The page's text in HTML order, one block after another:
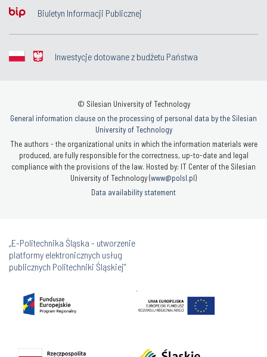
Biuletyn Informacji Publicznej
Inwestycje dotowane z budżetu Państwa
© Silesian University of Technology
General information clause on the processing of personal data by the Silesian
University of Technology
The authors - the organizational units in which the information materials were
produced, are fully responsible for the correctness, up-to-date and legal
compliance with the provisions of the law. Hosted by: IT Center of the Silesian
University of Technology (www@polsl.pl)
Data availability statement
„E-Politechnika Śląska - utworzenie
platformy elektronicznych usług
publicznych Politechniki Śląskiej”